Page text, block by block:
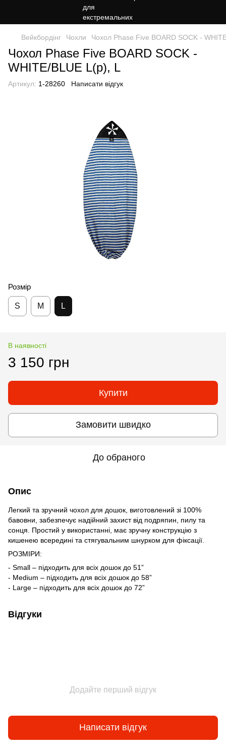
Вейкбордінг Чохли Чохол Phase Five BOARD SOCK -
Чохол Phase Five BOARD SOCK -
WHITE/BLUE L(р), L
Артикул: 1-28260 Написати відгук
Розмір
S M L
В наявності
3 150 грн
Купити
Замовити швидко
До обраного
Опис
Легкий та зручний чохол для дошок, виготовлений зі 100%
бавовни, забезпечує надійний захист від подряпин, пилу та
сонця. Простий у використанні, має зручну конструкцію з
кишенею всередині та стягувальним шнурком для фіксації.
РОЗМІРИ:
- Small – підходить для всіх дошок до 51”
- Medium – підходить для всіх дошок до 58”
- Large – підходить для всіх дошок до 72”
Відгуки
Додайте перший відгук
Написати відгук